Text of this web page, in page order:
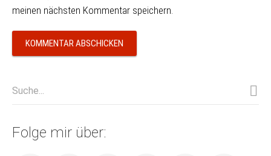
meinen nächsten Kommentar speichern.
Folge mir über: